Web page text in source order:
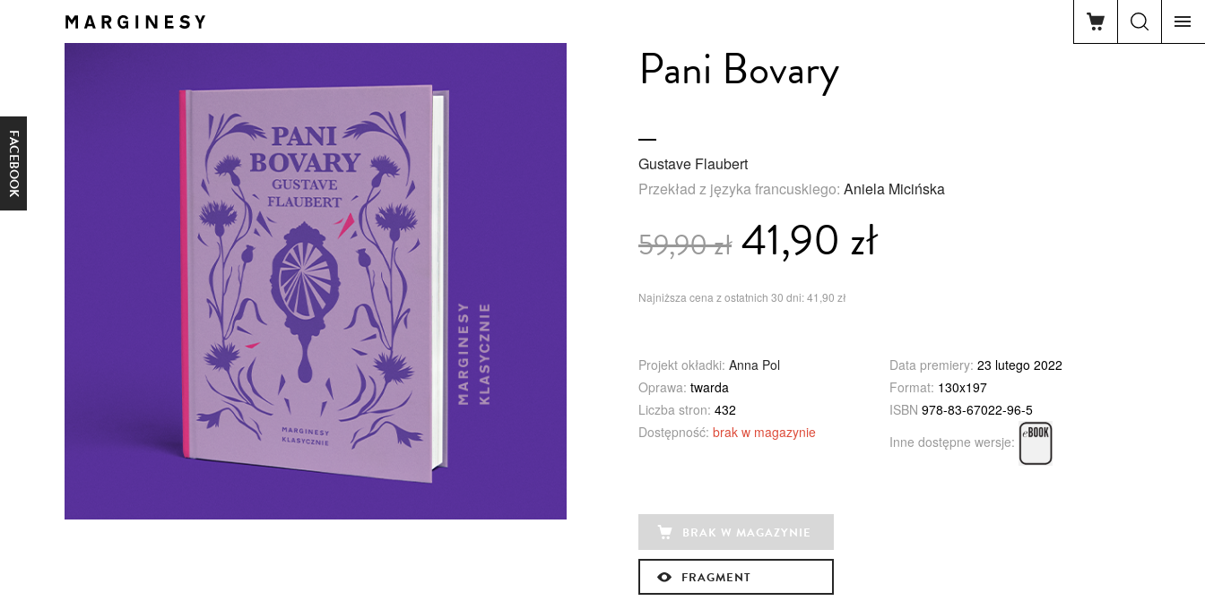
FACEBOOK
Pani Bovary
Gustave Flaubert
Przekład z języka francuskiego: Aniela Micińska
59,90 zł41,90 zł
Najniższa cena z ostatnich 30 dni: 41,90 zł
Projekt okładki: Anna Pol Data premiery: 23 lutego 2022
Oprawa: twarda Format: 130x197
Liczba stron: 432 ISBN 978-83-67022-96-5
Dostępność: brak w magazynie
Inne dostępne wersje:
BRAK W MAGAZYNIE
FRAGMENT